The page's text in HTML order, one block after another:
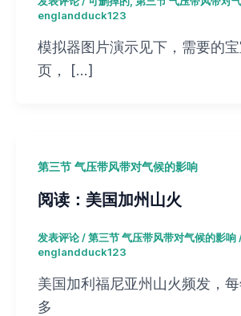
englandduck123
模拟器图片演示见下，需要的
页， […]
第三节 气压带风带对气候的影响
阅读：美国加州山火
发表评论/第三节 气压带风带对气候的影响
englandduck123
美国加利福尼亚州山火频发，
多